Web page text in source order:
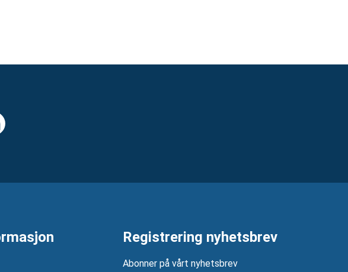
Registrering nyhetsbrev
Abonner på vårt nyhetsbrev